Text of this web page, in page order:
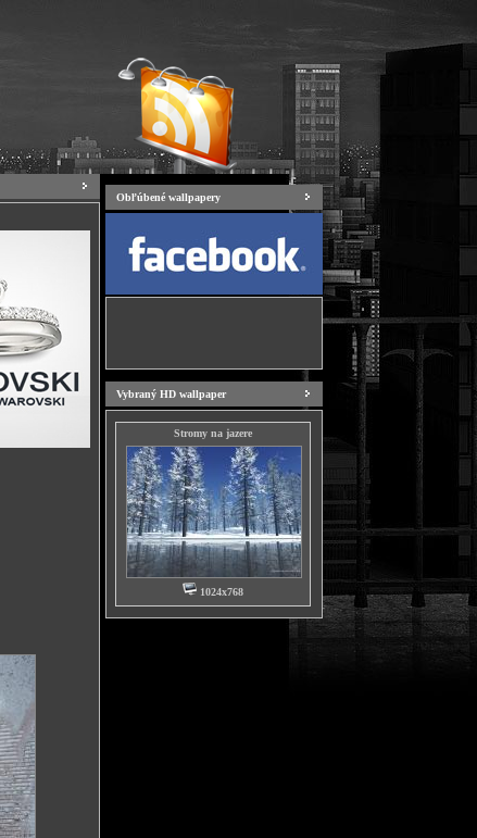
Obľúbené wallpapery
Vybraný HD wallpaper
Stromy na jazere
1024x768